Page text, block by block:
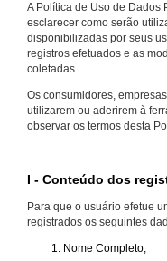
A Política de Uso de Dados
esclarecer como serão
disponibilizadas por seus
registros efetuados e as
coletadas.
Os consumidores,
utilizarem ou aderirem à
observar os termos desta
I - Conteúdo dos
Para que o usuário efetue
registrados os seguintes
Nome Completo;